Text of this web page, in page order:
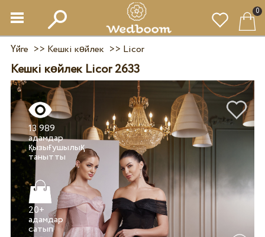
0
Үйге >> Кешкі көйлек >> Licor
Кешкі көйлек Licor 2633
13 989
адамдар
қызығушылық
20+
адамдар
сатып